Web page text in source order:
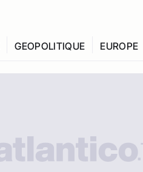
GEOPOLITIQUE EUROPE